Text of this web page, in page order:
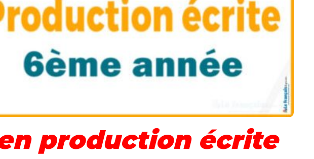
production écrite